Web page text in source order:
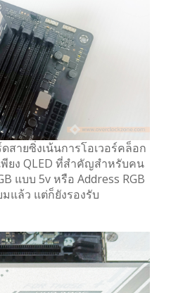
สายซิ่งเน้นการโอเวอร์คล็อก
ยง QLED ที่สำคัญสำหรับคน
แบบ 5v หรือ Address RGB
แล้ว แต่ก็ยังรองรับ